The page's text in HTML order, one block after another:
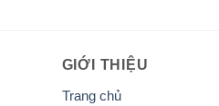
GIỚI THIỆU
Trang chủ